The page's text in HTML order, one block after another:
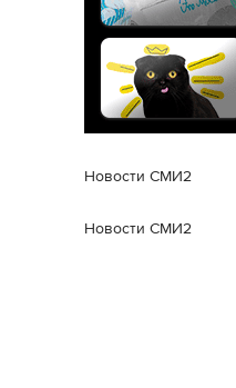
Новости СМИ2
Новости СМИ2